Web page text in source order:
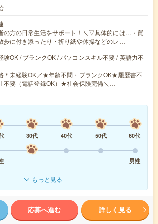
の方の日常生活をサポート！＼▽具体的には…・買
歩に付き添ったり・折り紙や体操などのレ…
験OK / ブランクOK / パソコンスキル不要 / 英語力不
＊未経験OK／★年齢不問・ブランクOK★履歴書不
不要（電話登録OK）★社会保険完備＼…
30代 40代 50代
60代
男性
もっと見る
応募へ進む 詳しく見る